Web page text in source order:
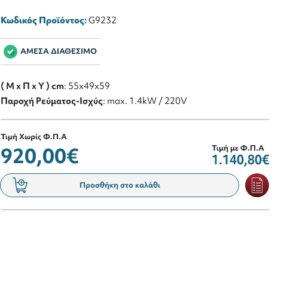
Κωδικός Προϊόντος:G9232
ΑΜΕΣΑ ΔΙΑΘΕΣΙΜΟ
( M x Π x Y ) cm: 55x49x59
Παροχή Ρεύματος-Ισχύς: max. 1.4kW / 220V
Τιμή Χωρίς Φ.Π.Α
920,00€ Τιμή με Φ.Π.Α
1.140,80€
Προσθήκη στο καλάθι